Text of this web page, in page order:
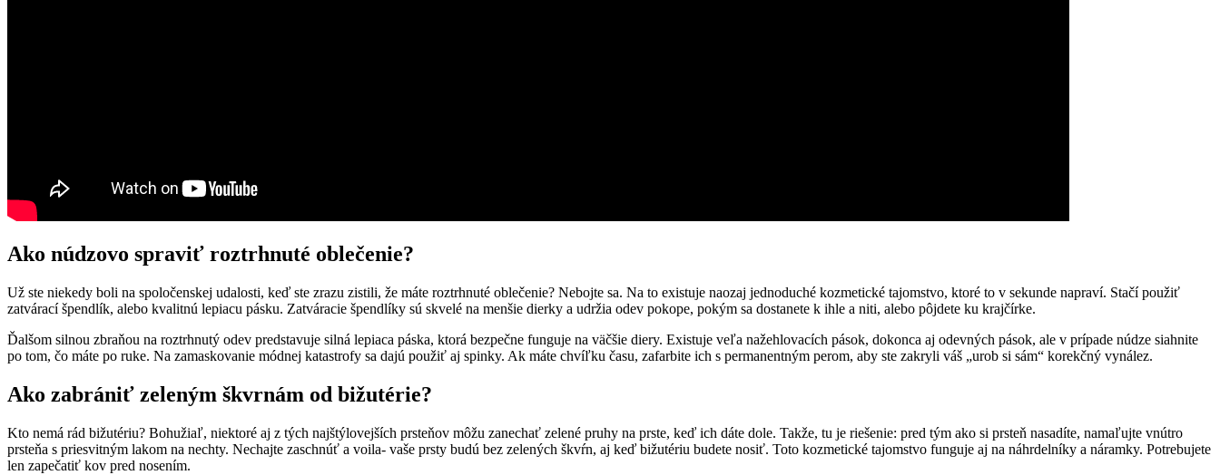
Ako núdzovo spraviť roztrhnuté oblečenie?
Už ste niekedy boli na spoločenskej udalosti, keď ste zrazu zistili, že máte roztrhnuté oblečenie? Nebojte sa. Na to existuje naozaj jednoduché kozmetické tajomstvo, ktoré to v sekunde napraví. Stačí použiť
zatvárací špendlík, alebo kvalitnú lepiacu pásku. Zatváracie špendlíky sú skvelé na menšie dierky a udržia odev pokope, pokým sa dostanete k ihle a niti, alebo pôjdete ku krajčírke.
Ďalšom silnou zbraňou na roztrhnutý odev predstavuje silná lepiaca páska, ktorá bezpečne funguje na väčšie diery. Existuje veľa nažehlovacích pások, dokonca aj odevných pások, ale v prípade núdze siahnite
po tom, čo máte po ruke. Na zamaskovanie módnej katastrofy sa dajú použiť aj spinky. Ak máte chvíľku času, zafarbite ich s permanentným perom, aby ste zakryli váš „urob si sám“ korekčný vynález.
Ako zabrániť zeleným škvrnám od bižutérie?
Kto nemá rád bižutériu? Bohužiaľ, niektoré aj z tých najštýlovejších prsteňov môžu zanechať zelené pruhy na prste, keď ich dáte dole. Takže, tu je riešenie: pred tým ako si prsteň nasadíte, namaľujte vnútro
prsteňa s priesvitným lakom na nechty. Nechajte zaschnúť a voila- vaše prsty budú bez zelených škvŕn, aj keď bižutériu budete nosiť. Toto kozmetické tajomstvo funguje aj na náhrdelníky a náramky. Potrebujete
len zapečatiť kov pred nosením.